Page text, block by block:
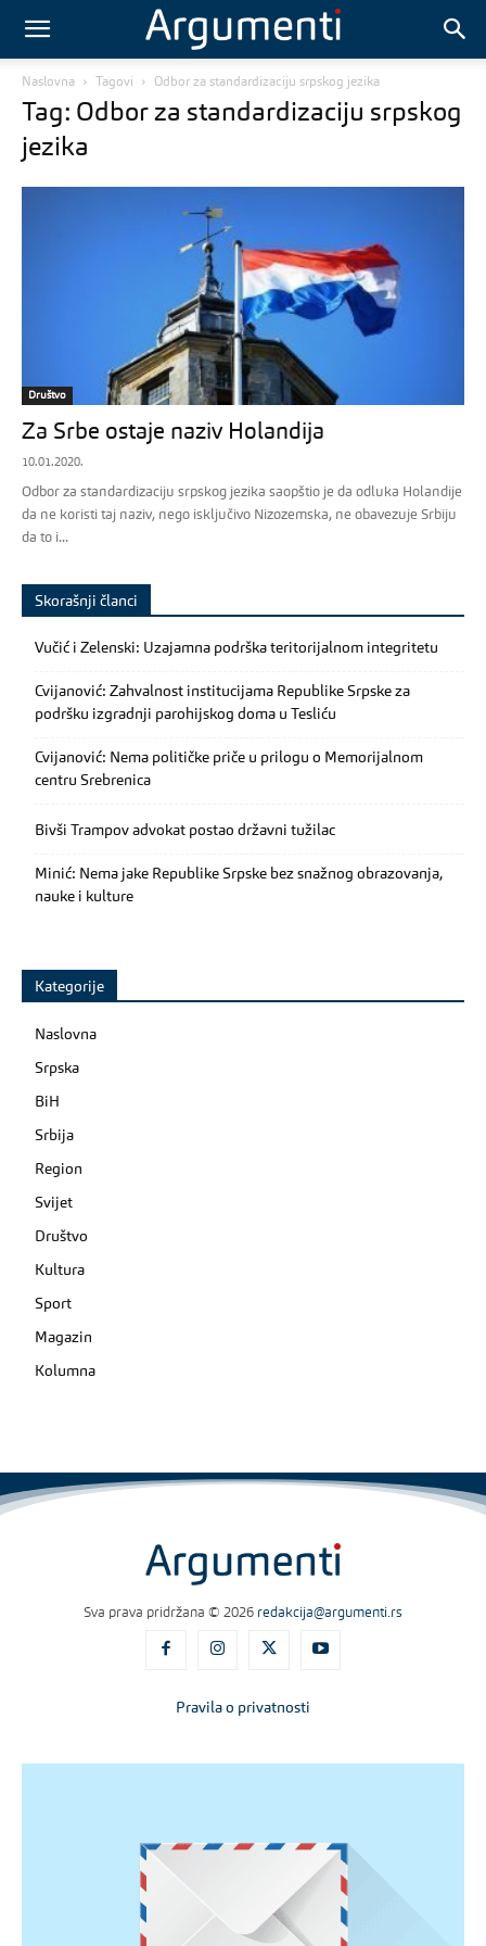
Naslovna Tagovi Odbor za standardizaciju srpskog jezika
Tag: Odbor za standardizaciju srpskog
jezika
Društvo
Za Srbe ostaje naziv Holandija
10.01.2020.
Odbor za standardizaciju srpskog jezika saopštio je da odluka Holandije
da ne koristi taj naziv, nego isključivo Nizozemska, ne obavezuje Srbiju
da to i...
Skorašnji članci
Vučić i Zelenski: Uzajamna podrška teritorijalnom integritetu
Cvijanović: Zahvalnost institucijama Republike Srpske za
podršku izgradnji parohijskog doma u Tesliću
Cvijanović: Nema političke priče u prilogu o Memorijalnom
centru Srebrenica
Bivši Trampov advokat postao državni tužilac
Minić: Nema jake Republike Srpske bez snažnog obrazovanja,
nauke i kulture
Kategorije
Naslovna
Srpska
BiH
Srbija
Region
Svijet
Društvo
Kultura
Sport
Magazin
Kolumna
Sva prava pridržana © 2026 redakcija@argumenti.rs
Pravila o privatnosti